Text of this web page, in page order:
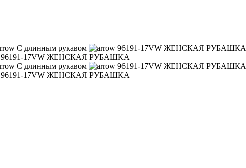
С длинным рукавом
96191-17VW ЖЕНСКАЯ РУБАШКА
96191-17VW ЖЕНСКАЯ РУБАШКА
С длинным рукавом
96191-17VW ЖЕНСКАЯ РУБАШКА
96191-17VW ЖЕНСКАЯ РУБАШКА